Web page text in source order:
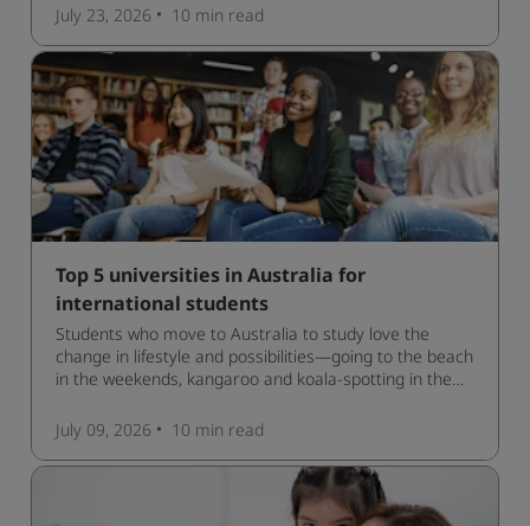
July 23, 2026 10 min read
Top 5 universities in Australia for
international students
Students who move to Australia to study love the
change in lifestyle and possibilities—going to the beach
in the weekends, kangaroo and koala-spotting in the
manage traffic and a high standard of living.
July 09, 2026 10 min read